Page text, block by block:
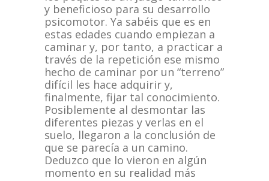
y beneficioso para su desarrollo
psicomotor. Ya sabéis que es en
estas edades cuando empiezan a
caminar y, por tanto, a practicar a
través de la repetición ese mismo
hecho de caminar por un “terreno”
difícil les hace adquirir y,
finalmente, fijar tal conocimiento.
Posiblemente al desmontar las
diferentes piezas y verlas en el
suelo, llegaron a la conclusión de
que se parecía a un camino.
Deduzco que lo vieron en algún
momento en su realidad más